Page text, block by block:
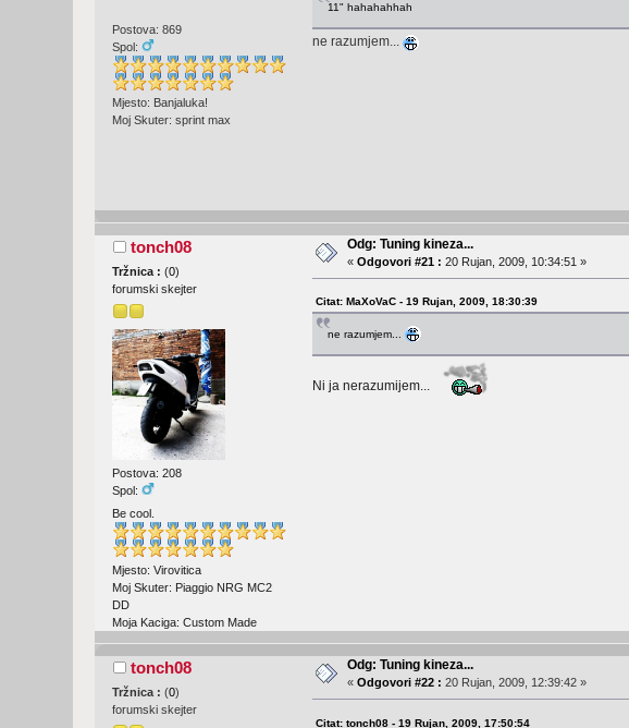
Postova: 869
Spol:
Mjesto: Banjaluka!
Moj Skuter: sprint max
11" hahahahhah
ne razumjem...
tonch08
Tržnica :(0)
forumski skejter
Postova: 208
Spol:
Be cool.
Mjesto: Virovitica
Moj Skuter: Piaggio NRG MC2
DD
Moja Kaciga: Custom Made
Odg: Tuning kineza...
«Odgovori #21 : 20 Rujan, 2009, 10:34:51 »
Citat: MaXoVaC - 19 Rujan, 2009, 18:30:39
ne razumjem...
Ni ja nerazumijem...
tonch08
Tržnica :(0)
forumski skejter
Odg: Tuning kineza...
«Odgovori #22 : 20 Rujan, 2009, 12:39:42 »
Citat: tonch08 - 19 Rujan, 2009, 17:50:54